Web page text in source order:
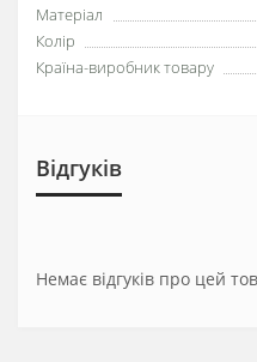
Матеріал
Колір
Країна-виробник товару
Відгуків
Немає відгуків про цей